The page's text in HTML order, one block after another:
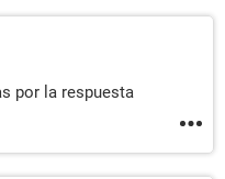
por la respuesta